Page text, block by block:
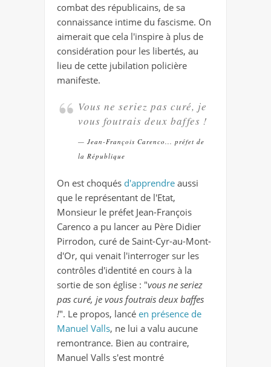
combat des républicains, de sa
connaissance intime du fascisme. On
aimerait que cela l'inspire à plus de
considération pour les libertés, au
lieu de cette jubilation policière
manifeste.
Vous ne seriez pas curé, je
vous foutrais deux baffes !
Jean-François Carenco... préfet de
la République
On est choqués d'apprendre aussi
que le représentant de l'Etat,
Monsieur le préfet Jean-François
Carenco a pu lancer au Père Didier
Pirrodon, curé de Saint-Cyr-au-Mont-
d'Or, qui venait l'interroger sur les
contrôles d'identité en cours à la
sortie de son église : "vous ne seriez
pas curé, je vous foutrais deux baffes
!". Le propos, lancé en présence de
Manuel Valls, ne lui a valu aucune
remontrance. Bien au contraire,
Manuel Valls s'est montré